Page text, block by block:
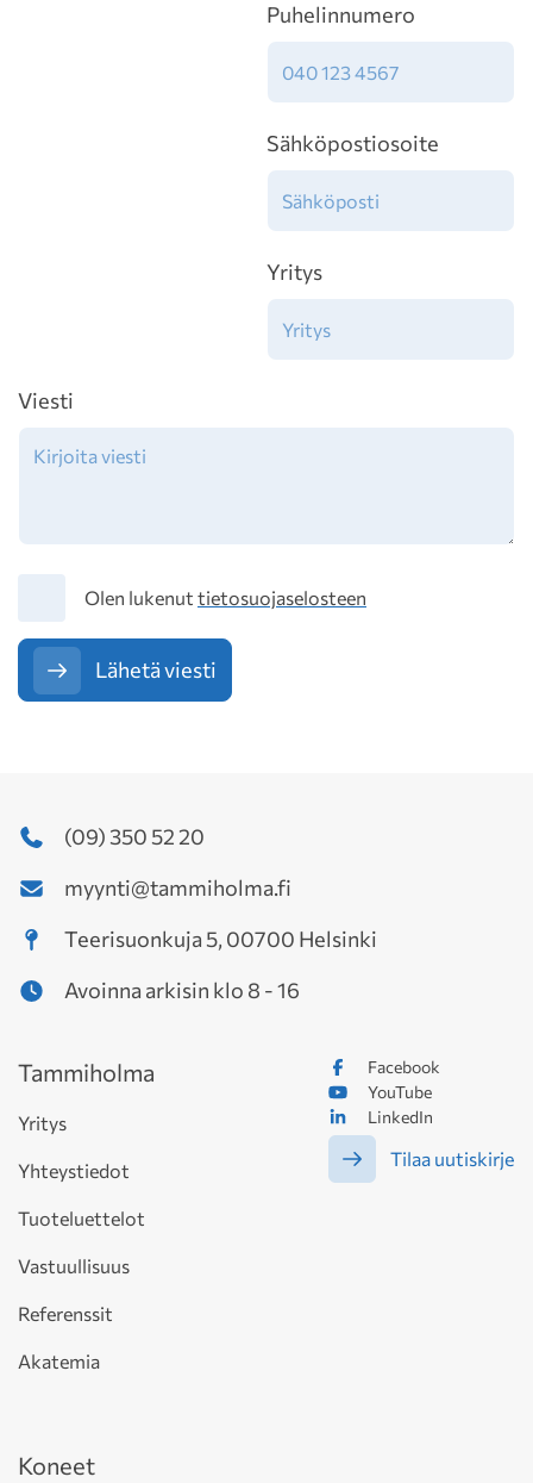
Puhelinnumero
Sähköpostiosoite
Yritys
Viesti
TietosuojaOlen lukenut tietosuojaselosteen
Lähetä viesti
(09) 350 52 20
myynti@tammiholma.fi
Teerisuonkuja 5, 00700 Helsinki
Avoinna arkisin klo 8 - 16
Facebook
YouTube
LinkedIn
Tilaa uutiskirje
Tammiholma
Yritys
Yhteystiedot
Tuoteluettelot
Vastuullisuus
Referenssit
Akatemia
Koneet